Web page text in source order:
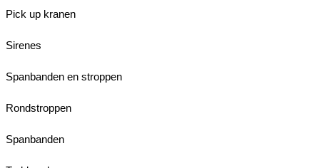
Pick up kranen
Sirenes
Spanbanden en stroppen
Rondstroppen
Spanbanden